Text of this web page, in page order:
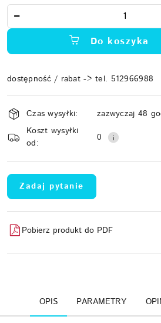
Do koszyka
dostępność / rabat -> tel. 512966988
Wyślij
Dostępność
i
dostawa
Czas wysyłki:
zazwyczaj 48
Koszt wysyłki
od:
0
Zadaj pytanie
Pobierz produkt do PDF
OPIS PARAMETRY